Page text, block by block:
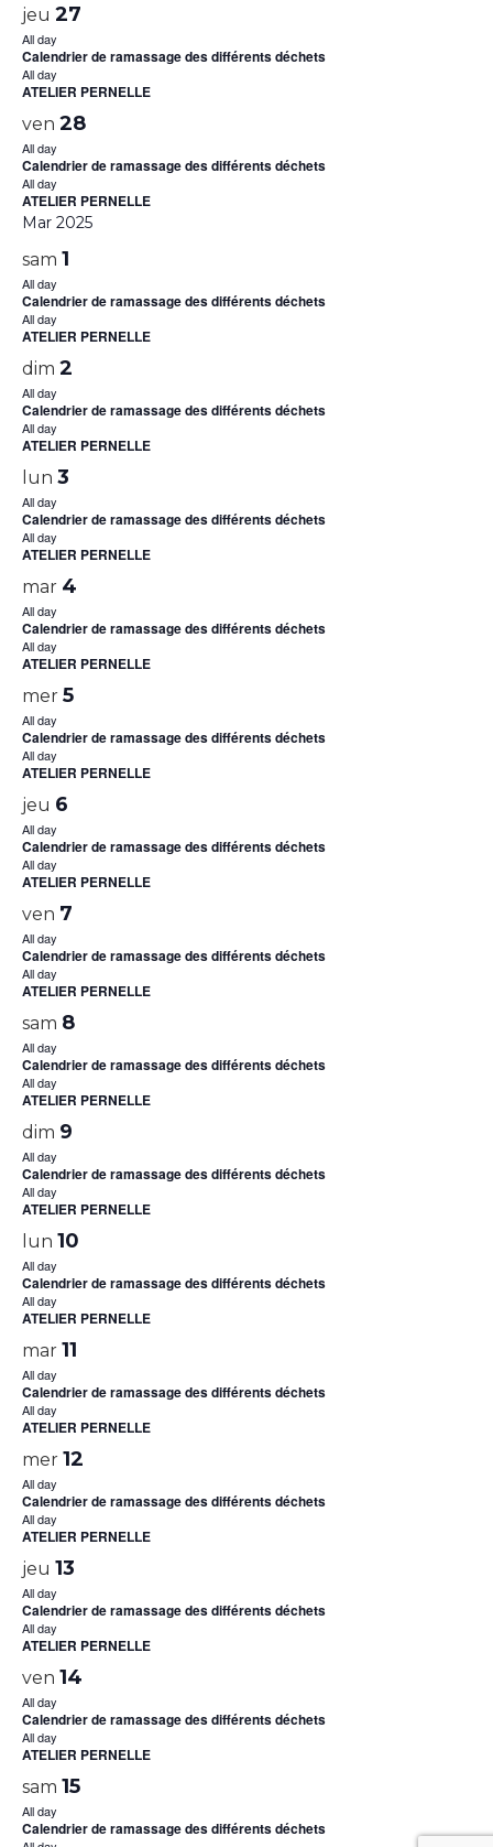
jeu 27
All day
Calendrier de ramassage des différents déchets
All day
ATELIER PERNELLE
ven 28
All day
Calendrier de ramassage des différents déchets
All day
ATELIER PERNELLE
Mar 2025
sam 1
All day
Calendrier de ramassage des différents déchets
All day
ATELIER PERNELLE
dim 2
All day
Calendrier de ramassage des différents déchets
All day
ATELIER PERNELLE
lun 3
All day
Calendrier de ramassage des différents déchets
All day
ATELIER PERNELLE
mar 4
All day
Calendrier de ramassage des différents déchets
All day
ATELIER PERNELLE
mer 5
All day
Calendrier de ramassage des différents déchets
All day
ATELIER PERNELLE
jeu 6
All day
Calendrier de ramassage des différents déchets
All day
ATELIER PERNELLE
ven 7
All day
Calendrier de ramassage des différents déchets
All day
ATELIER PERNELLE
sam 8
All day
Calendrier de ramassage des différents déchets
All day
ATELIER PERNELLE
dim 9
All day
Calendrier de ramassage des différents déchets
All day
ATELIER PERNELLE
lun 10
All day
Calendrier de ramassage des différents déchets
All day
ATELIER PERNELLE
mar 11
All day
Calendrier de ramassage des différents déchets
All day
ATELIER PERNELLE
mer 12
All day
Calendrier de ramassage des différents déchets
All day
ATELIER PERNELLE
jeu 13
All day
Calendrier de ramassage des différents déchets
All day
ATELIER PERNELLE
ven 14
All day
Calendrier de ramassage des différents déchets
All day
ATELIER PERNELLE
sam 15
All day
Calendrier de ramassage des différents déchets